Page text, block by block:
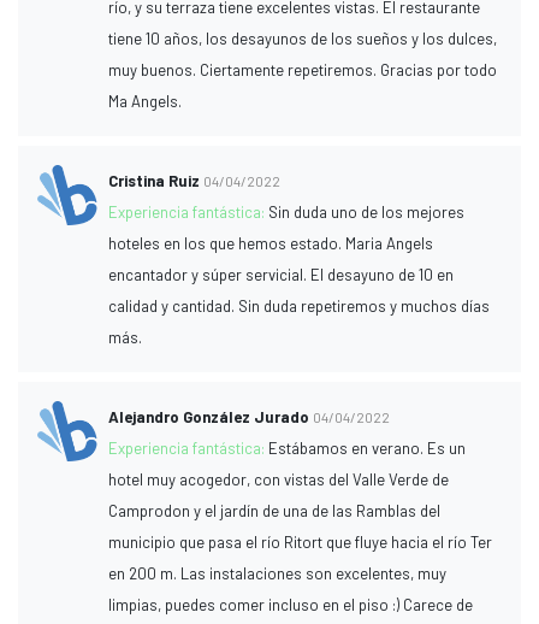
río, y su terraza tiene excelentes vistas. El restaurante
tiene 10 años, los desayunos de los sueños y los dulces,
muy buenos. Ciertamente repetiremos. Gracias por todo
Ma Angels.
Cristina Ruiz 04/04/2022
Experiencia fantástica: Sin duda uno de los mejores
hoteles en los que hemos estado. Maria Angels
encantador y súper servicial. El desayuno de 10 en
calidad y cantidad. Sin duda repetiremos y muchos días
más.
Alejandro González Jurado 04/04/2022
Experiencia fantástica: Estábamos en verano. Es un
hotel muy acogedor, con vistas del Valle Verde de
Camprodon y el jardín de una de las Ramblas del
municipio que pasa el río Ritort que fluye hacia el río Ter
en 200 m. Las instalaciones son excelentes, muy
limpias, puedes comer incluso en el piso :) Carece de